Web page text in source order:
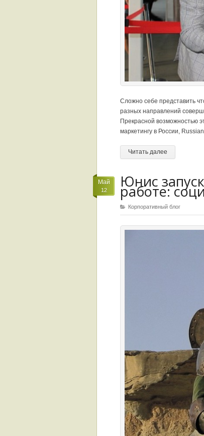
Сложно себе представить
разных направлений
Прекрасной возможностью
маркетингу в России,
Читать далее
Май
12 Юнис
работе:
Корпоративный блог